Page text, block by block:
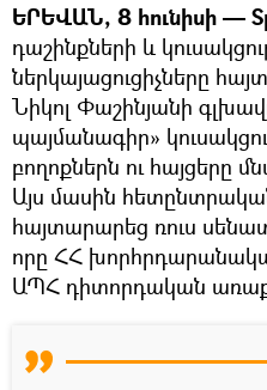
ԵՐԵՎԱՆ, 8 հունիսի —
դաշինքների և
ներկայացուցիչները
Նիկոլ Փաշինյանի
պայմանագիր»
բողոքներն ու հայցերը
Այս մասին
հայտարարեց ռուս
որը ՀՀ
ԱՊՀ դիտորդական